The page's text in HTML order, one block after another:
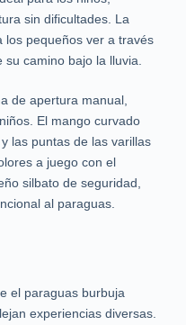
sin dificultades. La
los pequeños ver a través
camino bajo la lluvia.
de apertura manual,
El mango curvado
las puntas de las varillas
a juego con el
silbato de seguridad,
al paraguas.
el paraguas burbuja
experiencias diversas.